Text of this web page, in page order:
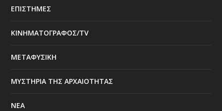
ΕΠΙΣΤΗΜΕΣ
ΚΙΝΗΜΑΤΟΓΡΑΦΟΣ/TV
ΜΕΤΑΦΥΣΙΚΗ
ΜΥΣΤΗΡΙΑ ΤΗΣ ΑΡΧΑΙΟΤΗΤΑΣ
ΝΕΑ